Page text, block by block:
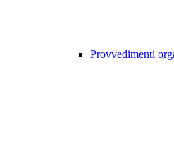
Provvedimenti